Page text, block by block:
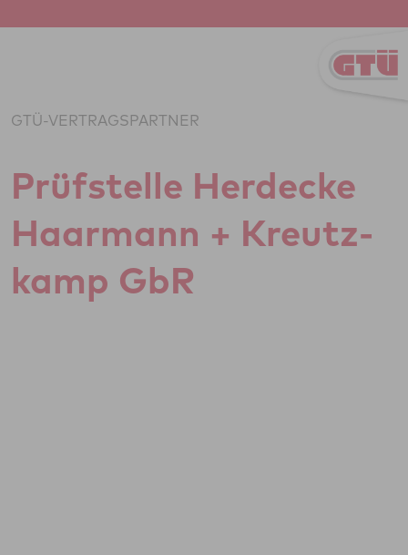
GTÜ-VERTRAGSPARTNER
Prüf­stelle Her­de­cke
Haar­mann + Kreutz­
kamp GbR